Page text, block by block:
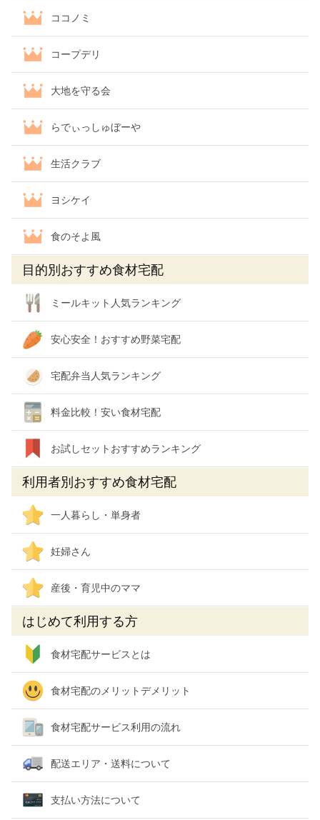
ココノミ
コープデリ
大地を守る会
らでぃっしゅぼーや
生活クラブ
ヨシケイ
食のそよ風
目的別おすすめ食材宅配
ミールキット人気ランキング
安心安全！おすすめ野菜宅配
宅配弁当人気ランキング
料金比較！安い食材宅配
お試しセットおすすめランキング
利用者別おすすめ食材宅配
一人暮らし・単身者
妊婦さん
産後・育児中のママ
はじめて利用する方
食材宅配サービスとは
食材宅配のメリットデメリット
食材宅配サービス利用の流れ
配送エリア・送料について
支払い方法について